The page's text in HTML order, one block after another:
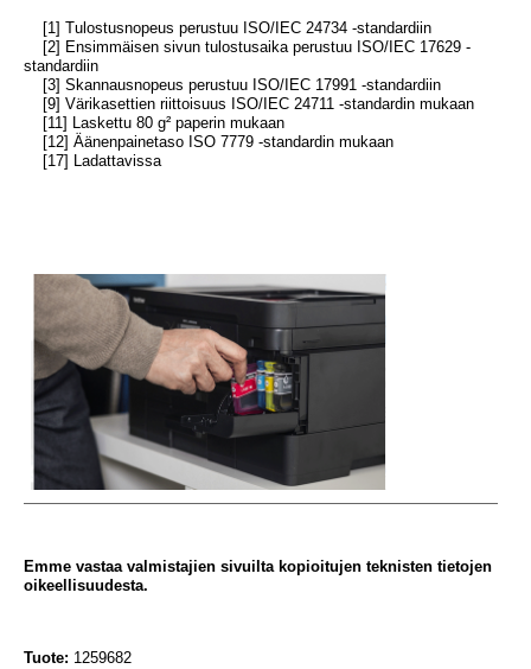
[1] Tulostusnopeus perustuu ISO/IEC 24734 -standardiin
[2] Ensimmäisen sivun tulostusaika perustuu ISO/IEC 17629 -
standardiin
[3] Skannausnopeus perustuu ISO/IEC 17991 -standardiin
[9] Värikasettien riittoisuus ISO/IEC 24711 -standardin mukaan
[11] Laskettu 80 g² paperin mukaan
[12] Äänenpainetaso ISO 7779 -standardin mukaan
[17] Ladattavissa
Emme vastaa valmistajien sivuilta kopioitujen teknisten tietojen
oikeellisuudesta.
Tuote: 1259682